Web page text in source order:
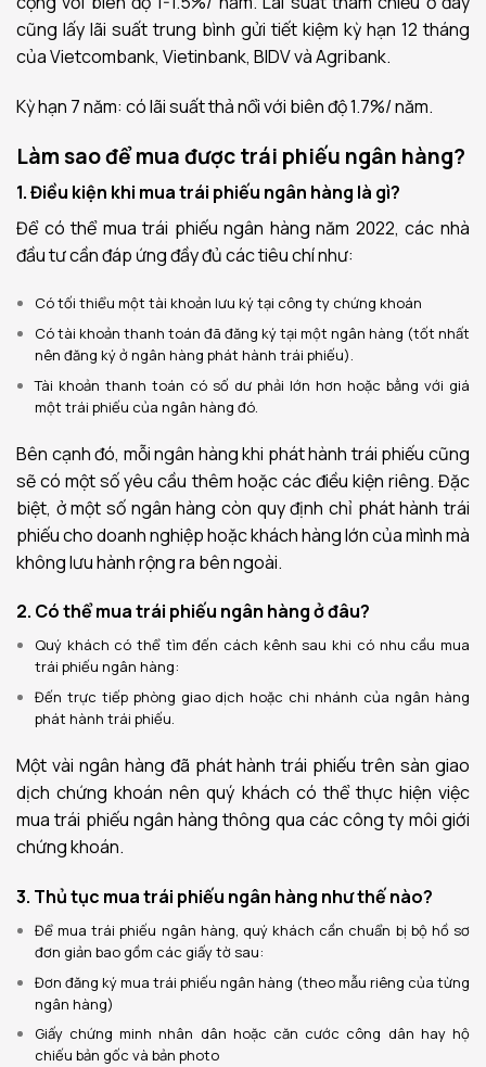
cũng lấy lãi suất trung bình gửi tiết kiệm kỳ hạn 12 tháng
của Vietcombank, Vietinbank, BIDV và Agribank.
Kỳ hạn 7 năm: có lãi suất thả nổi với biên độ 1.7%/ năm.
Làm sao để mua được trái phiếu ngân hàng?
1. Điều kiện khi mua trái phiếu ngân hàng là gì?
Để có thể mua trái phiếu ngân hàng năm 2022, các nhà
đầu tư cần đáp ứng đầy đủ các tiêu chí như:
Có tối thiểu một tài khoản lưu ký tại công ty chứng khoán
Có tài khoản thanh toán đã đăng ký tại một ngân hàng (tốt nhất
nên đăng ký ở ngân hàng phát hành trái phiếu).
Tài khoản thanh toán có số dư phải lớn hơn hoặc bằng với giá
một trái phiếu của ngân hàng đó.
Bên cạnh đó, mỗi ngân hàng khi phát hành trái phiếu cũng
sẽ có một số yêu cầu thêm hoặc các điều kiện riêng. Đặc
biệt, ở một số ngân hàng còn quy định chỉ phát hành trái
phiếu cho doanh nghiệp hoặc khách hàng lớn của mình mà
không lưu hành rộng ra bên ngoài.
2. Có thể mua trái phiếu ngân hàng ở đâu?
Quý khách có thể tìm đến cách kênh sau khi có nhu cầu mua
trái phiếu ngân hàng:
Đến trực tiếp phòng giao dịch hoặc chi nhánh của ngân hàng
phát hành trái phiếu.
Một vài ngân hàng đã phát hành trái phiếu trên sàn giao
dịch chứng khoán nên quý khách có thể thực hiện việc
mua trái phiếu ngân hàng thông qua các công ty môi giới
chứng khoán.
3. Thủ tục mua trái phiếu ngân hàng như thế nào?
Để mua trái phiếu ngân hàng, quý khách cần chuẩn bị bộ hồ sơ
đơn giản bao gồm các giấy tờ sau:
Đơn đăng ký mua trái phiếu ngân hàng (theo mẫu riêng của từng
ngân hàng)
Giấy chứng minh nhân dân hoặc căn cước công dân hay hộ
chiếu bản gốc và bản photo